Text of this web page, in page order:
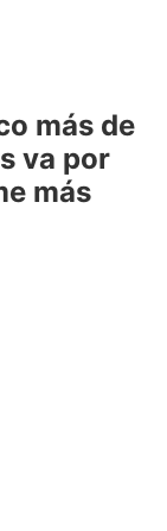
más de
va por
más